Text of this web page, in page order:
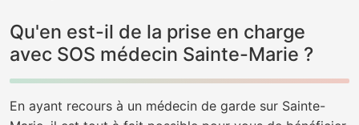
Qu'en est-il de la prise en charge
avec SOS médecin Sainte-Marie ?
En ayant recours à un médecin de garde sur Sainte-